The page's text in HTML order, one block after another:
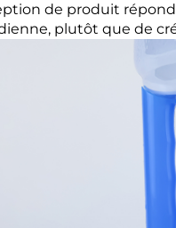
de produit
plutôt que de